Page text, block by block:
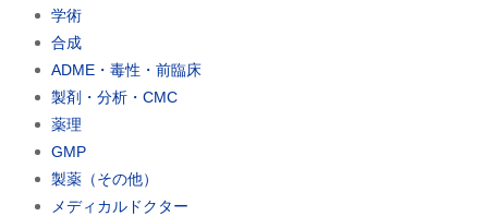
学術
合成
ADME・毒性・前臨床
製剤・分析・CMC
薬理
GMP
製薬（その他）
メディカルドクター